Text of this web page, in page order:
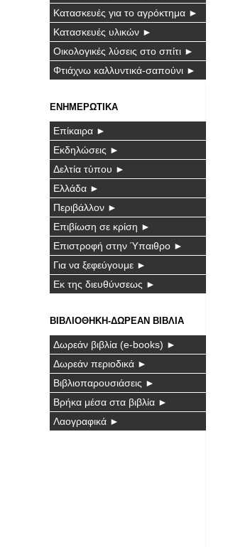
Κατασκευές για το αγρόκτημα ►
Κατασκευές υλικών ►
Οικολογικές λύσεις στο σπίτι ►
Φτιάχνω καλλυντικά-σαπούνι ►
ΕΝΗΜΕΡΩΤΙΚΑ
Επίκαιρα ►
Εκδηλώσεις ►
Δελτία τύπου ►
Ελλάδα ►
Περιβάλλον ►
Επιβίωση σε κρίση ►
Επιστροφή στην Ύπαιθρο ►
Για να ξεφεύγουμε ►
Εκ της διευθύνσεως ►
ΒΙΒΛΙΟΘΗΚΗ-ΔΩΡΕΑΝ ΒΙΒΛΙΑ
Δωρεάν βιβλία (e-books) ►
Δωρεάν περιοδικά ►
Βιβλιοπαρουσιάσεις ►
Βρήκα μέσα στα βιβλία ►
Λαογραφικά ►